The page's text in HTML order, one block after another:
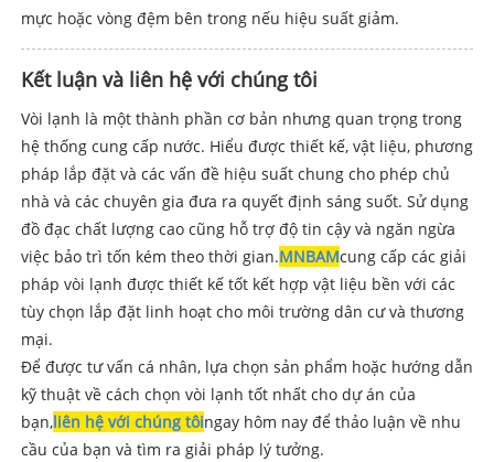
mực hoặc vòng đệm bên trong nếu hiệu suất giảm.
Kết luận và liên hệ với chúng tôi
Vòi lạnh là một thành phần cơ bản nhưng quan trọng trong
hệ thống cung cấp nước. Hiểu được thiết kế, vật liệu, phương
pháp lắp đặt và các vấn đề hiệu suất chung cho phép chủ
nhà và các chuyên gia đưa ra quyết định sáng suốt. Sử dụng
đồ đạc chất lượng cao cũng hỗ trợ độ tin cậy và ngăn ngừa
việc bảo trì tốn kém theo thời gian.MNBAMcung cấp các giải
pháp vòi lạnh được thiết kế tốt kết hợp vật liệu bền với các
tùy chọn lắp đặt linh hoạt cho môi trường dân cư và thương
mại.
Để được tư vấn cá nhân, lựa chọn sản phẩm hoặc hướng dẫn
kỹ thuật về cách chọn vòi lạnh tốt nhất cho dự án của
bạn,liên hệ với chúng tôingay hôm nay để thảo luận về nhu
cầu của bạn và tìm ra giải pháp lý tưởng.